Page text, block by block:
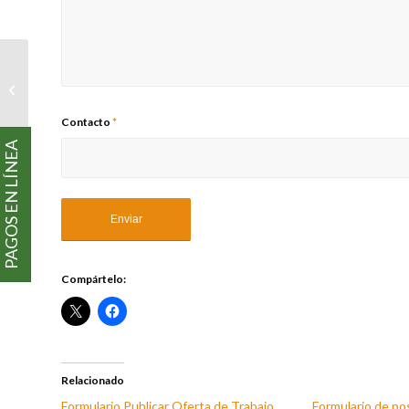
Contacto *
Compártelo:
Relacionado
Formulario Publicar Oferta de Trabajo Formulario de
de Administración...
PAGOS EN LÍNEA